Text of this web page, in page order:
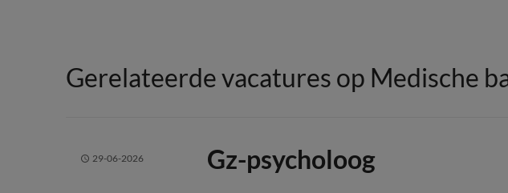
Gerelateerde vacatures op Medische
29-06-2026 Gz-psycholoog